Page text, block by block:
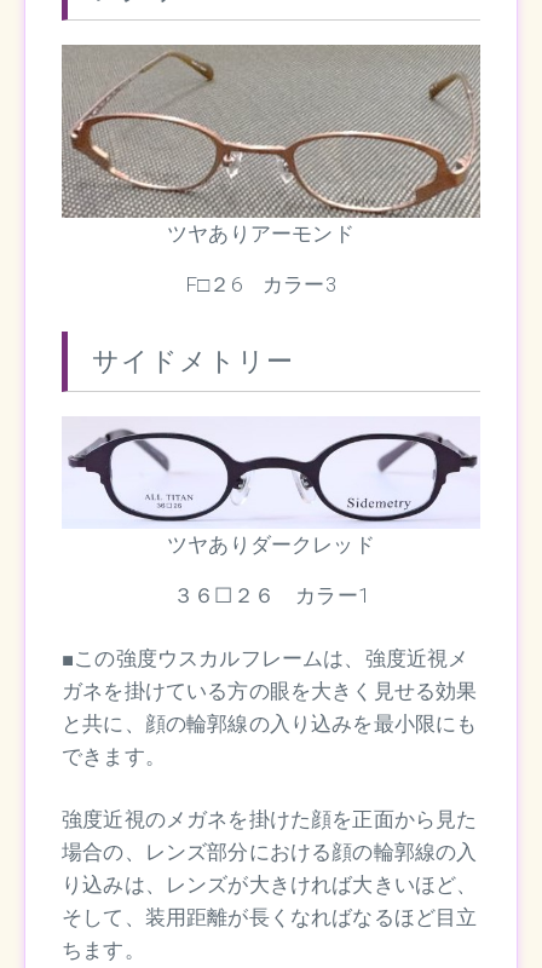
ツヤありアーモンド
F□２6 カラー3
サイドメトリー
ツヤありダークレッド
３６☐２６ カラー1
■この強度ウスカルフレームは、強度近視メ
ガネを掛けている方の眼を大きく見せる効果
と共に、顔の輪郭線の入り込みを最小限にも
できます。
強度近視のメガネを掛けた顔を正面から見た
場合の、レンズ部分における顔の輪郭線の入
り込みは、レンズが大きければ大きいほど、
そして、装用距離が長くなればなるほど目立
ちます。